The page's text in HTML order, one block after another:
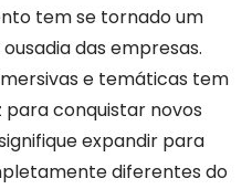
tem se tornado um
das empresas.
e temáticas tem
conquistar novos
expandir para
diferentes do